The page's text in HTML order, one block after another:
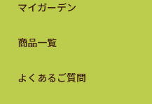
マイガーデン
商品一覧
よくあるご質問